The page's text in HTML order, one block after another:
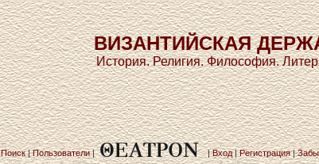
ВИЗАНТИЙСКАЯ
История. Религия. Философия.
Поиск|Пользователи| |Вход|Регистрация|